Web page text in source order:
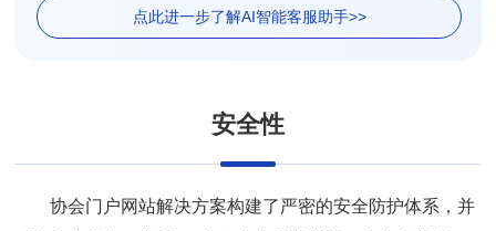
点此进一步了解AI智能客服助手>>
安全性
协会门户网站解决方案构建了严密的安全防护体系，并